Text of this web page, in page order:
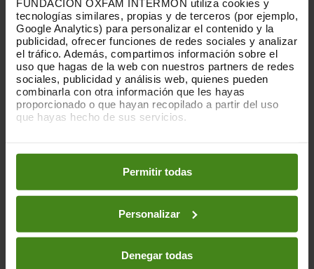
FUNDACIÓN OXFAM INTERMÓN utiliza cookies y
tecnologías similares, propias y de terceros (por ejemplo,
Google Analytics) para personalizar el contenido y la
publicidad, ofrecer funciones de redes sociales y analizar
el tráfico. Además, compartimos información sobre el
uso que hagas de la web con nuestros partners de redes
sociales, publicidad y análisis web, quienes pueden
combinarla con otra información que les hayas
proporcionado o que hayan recopilado a partir del uso
que hayas hecho de sus servicios.
preferencias accediendo a nuestraPolítica de Cookieso
en los botones facilitados a continuación:
Permitir todas
Personalizar
Denegar todas